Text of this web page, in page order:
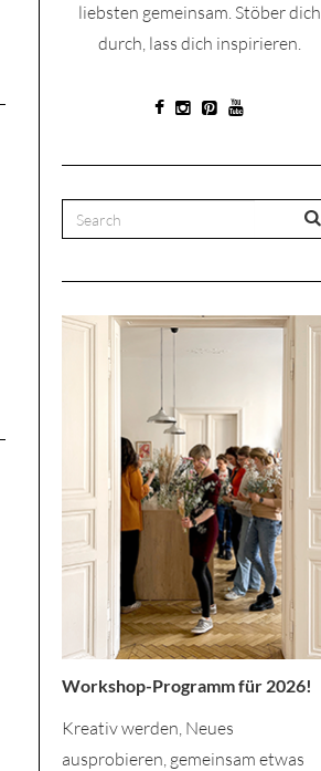
liebsten gemeinsam. Stöber dich
durch, lass dich inspirieren.
Workshop-Programm für 2026!
Kreativ werden, Neues
ausprobieren, gemeinsam etwas